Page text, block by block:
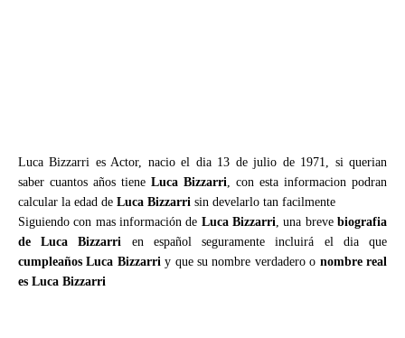
Luca Bizzarri es Actor, nacio el dia 13 de julio de 1971, si querian
saber cuantos años tiene Luca Bizzarri, con esta informacion podran
calcular la edad de Luca Bizzarri sin develarlo tan facilmente
Siguiendo con mas información de Luca Bizzarri, una brevebiografia
de Luca Bizzarri en español seguramente incluirá el dia que
cumpleaños Luca Bizzarriy que su nombre verdadero o nombre real
es Luca Bizzarri